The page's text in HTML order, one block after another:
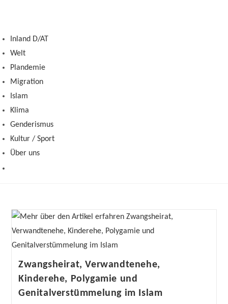
Inland D/AT
Welt
Plandemie
Migration
Islam
Klima
Genderismus
Kultur / Sport
Über uns
Zwangsheirat, Verwandtenehe,
Kinderehe, Polygamie und
Genitalverstümmelung im Islam